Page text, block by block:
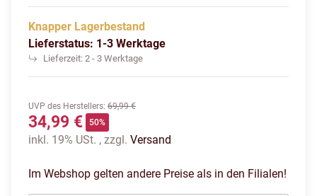
Knapper Lagerbestand
Lieferstatus: 1-3 Werktage
Lieferzeit: 2 - 3 Werktage
UVP des Herstellers: 69,99 €
34,99 € 50%
inkl. 19% USt. , zzgl. Versand
Im Webshop gelten andere Preise als in den Filialen!